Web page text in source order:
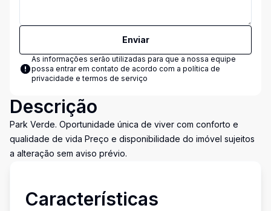
Enviar
As informações serão utilizadas para que a nossa equipe
possa entrar em contato de acordo com a política de
privacidade e termos de serviço
Descrição
Park Verde. Oportunidade única de viver com conforto e
qualidade de vida Preço e disponibilidade do imóvel sujeitos
a alteração sem aviso prévio.
Características